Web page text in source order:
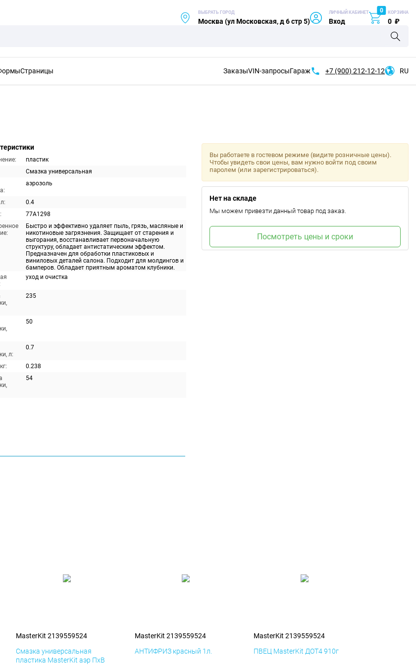
ВЫБРАТЬ ГОРОД
Москва (ул Московская, д 6 стр 5)
ЛИЧНЫЙ КАБИНЕТ
Вход
0 КОРЗИНА
0 ₽
Страницы ЗаказыVIN-запросыГараж +7 (900) 212-12-12 RU
пластик
Смазка универсальная
аэрозоль
0.4
77A1298
Быстро и эффективно удаляет пыль, грязь, масляные и
никотиновые загрязнения. Защищает от старения и
выгорания, восстанавливает первоначальную
структуру, обладает антистатическим эффектом.
Предназначен для обработки пластиковых и
виниловых деталей салона. Подходит для молдингов и
бамперов. Обладает приятным ароматом клубники.
уход и очистка
235
50
л:
0.7
0.238
54
Вы работаете в гостевом режиме (видите розничные цены).
Чтобы увидеть свои цены, вам нужно войти под своим
паролем (или зарегистрироваться).
Нет на складе
Мы можем привезти данный товар под заказ.
Посмотреть цены и сроки
MasterKit 2139559524
Смазка универсальная
пластика MasterKit аэр ПхВ
MasterKit 2139559524
АНТИФРИЗ красный 1л.
MasterKit 2139559524
ПВЕЦ MasterKit ДОТ4 910г